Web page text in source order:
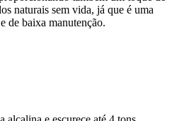
naturais sem vida, já que é uma
de baixa manutenção.